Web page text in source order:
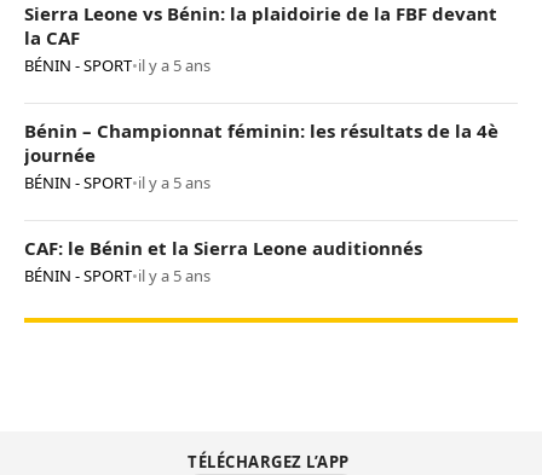
Sierra Leone vs Bénin: la plaidoirie de la FBF devant
la CAF
BÉNIN - SPORT•il y a 5 ans
Bénin – Championnat féminin: les résultats de la 4è
journée
BÉNIN - SPORT•il y a 5 ans
CAF: le Bénin et la Sierra Leone auditionnés
BÉNIN - SPORT•il y a 5 ans
TÉLÉCHARGEZ L’APP